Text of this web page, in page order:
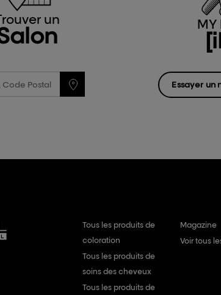
un MY
Essayer un
Tous les produits de
coloration
Tous les produits de
soins des cheveux
Tous les produits de
Magazine
Voir tous